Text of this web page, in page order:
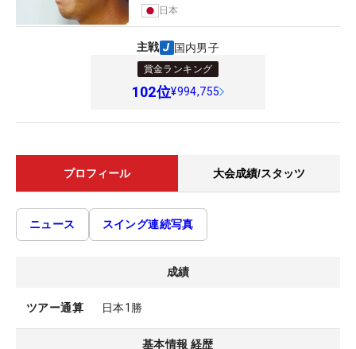
日本
主戦 国内男子
賞金ランキング
102位¥994,755
プロフィール 大会成績/スタッツ
ニュース スイング連続写真
成績
ツアー通算 日本1勝
基本情報 経歴